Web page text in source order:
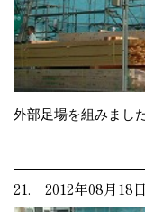
外部足場を組みました
21. 2012年08月18日